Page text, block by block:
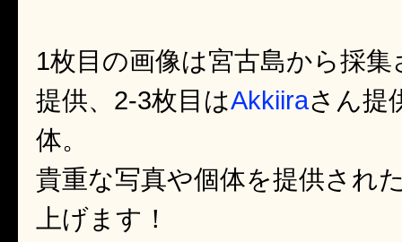
1枚目の画像は宮古島から採
提供、2-3枚目はAkkiiraさん提
体。
貴重な写真や個体を提供され
上げます！